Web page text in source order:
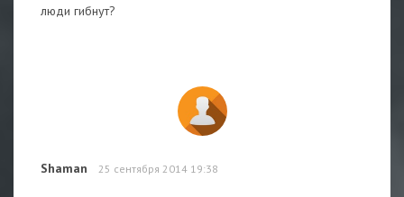
люди гибнут?
Shaman 25 сентября 2014 19:38